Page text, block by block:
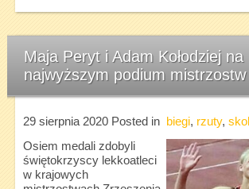
Maja Peryt i Adam Kołodziej na
najwyższym podium
29 sierpnia 2020Posted in biegi, rzuty,
Osiem medali zdobyli
świętokrzyscy lekkoatleci
w krajowych